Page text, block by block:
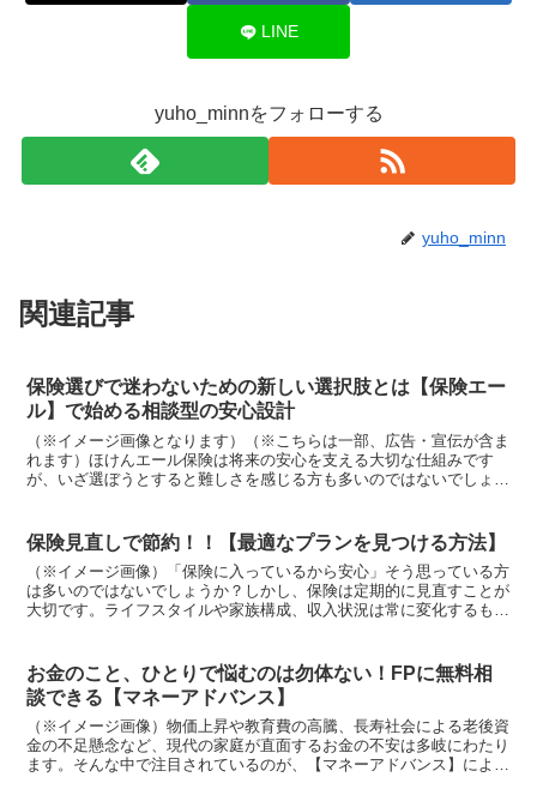
LINE
yuho_minnをフォローする
yuho_minn
関連記事
保険選びで迷わないための新しい選択肢とは【保険エー
ル】で始める相談型の安心設計
（※イメージ画像となります）（※こちらは一部、広告・宣伝が含ま
れます）ほけんエール保険は将来の安心を支える大切な仕組みです
が、いざ選ぼうとすると難しさを感じる方も多いのではないでしょう
保険見直しで節約！！【最適なプランを見つける方法】
（※イメージ画像）「保険に入っているから安心」そう思っている方
は多いのではないでしょうか？しかし、保険は定期的に見直すことが
大切です。ライフスタイルや家族構成、収入状況は常に変化するも
お金のこと、ひとりで悩むのは勿体ない！FPに無料相
談できる【マネーアドバンス】
（※イメージ画像）物価上昇や教育費の高騰、長寿社会による老後資
金の不足懸念など、現代の家庭が直面するお金の不安は多岐にわたり
ます。そんな中で注目されているのが、【マネーアドバンス】による